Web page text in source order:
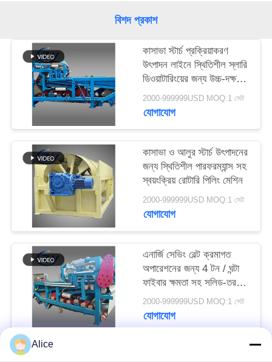
সাইট
ম্যাপ
PRIVACY
POLICY
বিশদ প্রকাশ
কাসাভা স্টার্চ প্রক্রিয়াকরণ
উৎপাদন লাইনে স্থিতিশীল স্লারি
ডিওয়াটারিংয়ের জন্য উচ্চ-দক্ষতা
বেল্ট ডিহাইড্রেশন ফিল্টার
2000-999999USD MOQ:1 সেট
যোগাযোগ
কাসাভা ও আলুর স্টার্চ উৎপাদনের
জন্য স্থিতিশীল পারফরম্যান্স সহ
স্বয়ংক্রিয় রোটারি পিলিং মেশিন
2000-999999USD MOQ:1 সেট
যোগাযোগ
এনার্জি সেভিং বেল্ট ক্রমাগত
অপারেশনের জন্য 4 টন / ঘন্টা
ফাইবার ক্ষমতা সহ সলিড-তরল
বিচ্ছেদ ডিওয়াটারিং মেশিন
2000-999999USD MOQ:1 সেট
যোগাযোগ
Alice